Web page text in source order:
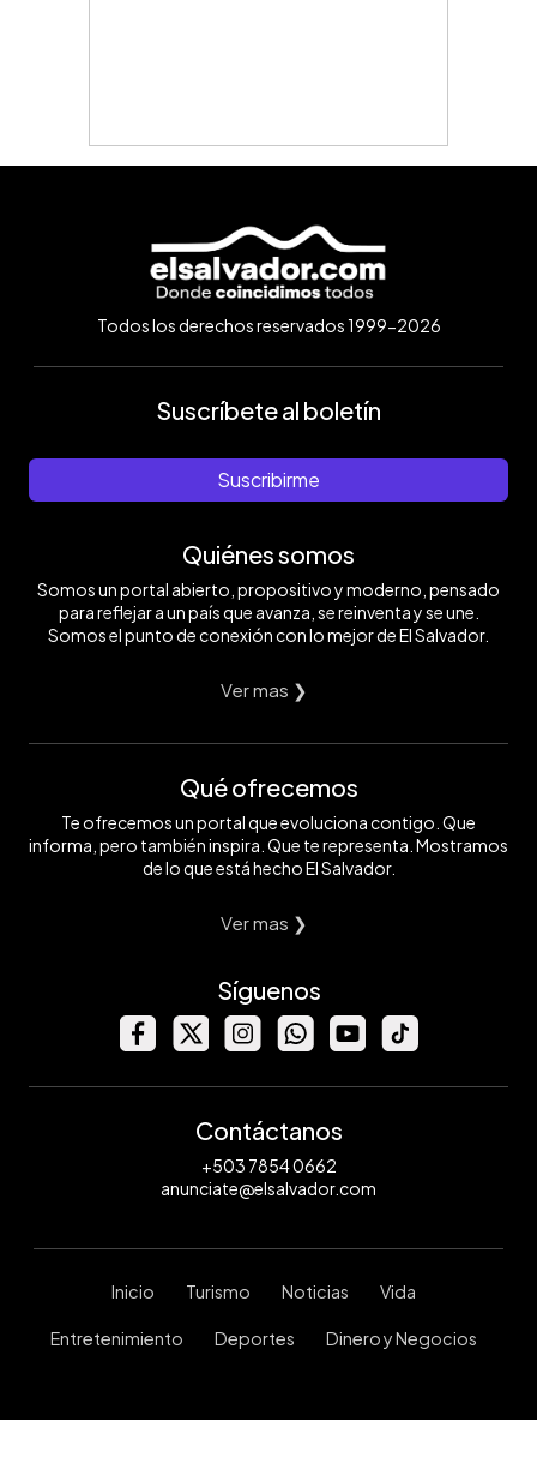
Todos los derechos reservados 1999-2026
Suscríbete al boletín
Suscribirme
Quiénes somos
Somos un portal abierto, propositivo y moderno, pensado
para reflejar a un país que avanza, se reinventa y se une.
Somos el punto de conexión con lo mejor de El Salvador.
Ver mas ❯
Qué ofrecemos
Te ofrecemos un portal que evoluciona contigo. Que
informa, pero también inspira. Que te representa. Mostramos
de lo que está hecho El Salvador.
Ver mas ❯
Síguenos
Contáctanos
+503 7854 0662
anunciate@elsalvador.com
Inicio Turismo Noticias Vida
Entretenimiento Deportes Dinero y Negocios